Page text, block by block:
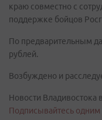
краю совместно с
поддержке бойцов
По предварительным
рублей.
Возбуждено и
Новости Владивостока
Подписывайтесь